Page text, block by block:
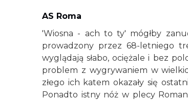
AS Roma
'Wiosna - ach to ty' mógłby
prowadzony przez 68-letniego
wyglądają słabo, ociężale i bez
problem z wygrywaniem w
złego ich katem okazały się
Ponadto istny nóż w plecy